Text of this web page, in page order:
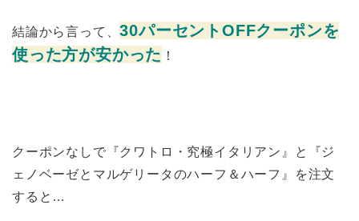
結論から言って、30パーセントOFFクーポンを
使った方が安かった ！
クーポンなしで『クワトロ・究極イタリアン』と『ジ
ェノベーゼとマルゲリータのハーフ＆ハーフ』を注文
すると…